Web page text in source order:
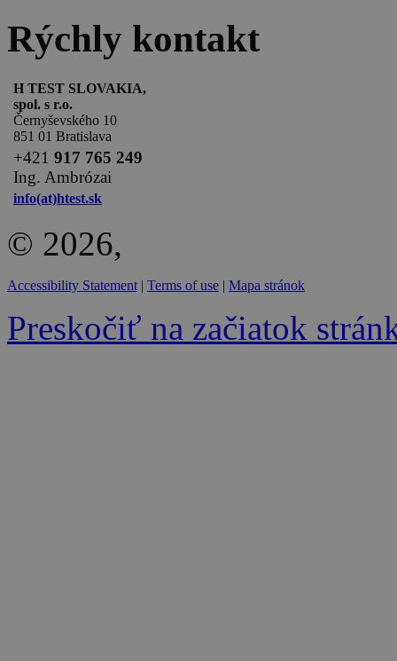
Rýchly kontakt
H TEST SLOVAKIA,
spol. s r.o.
Černyševského 10
851 01 Bratislava
+421 917 765 249
Ing. Ambrózai
info(at)htest.sk
© 2026,
Accessibility Statement | Terms of use | Mapa stránok
Preskočiť na začiatok